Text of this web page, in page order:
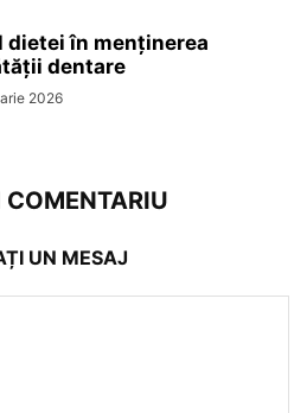
dietei în menținerea
dentare
2026
UN MESAJ